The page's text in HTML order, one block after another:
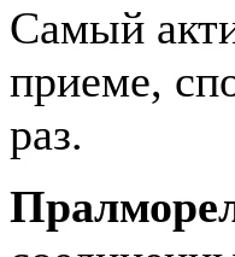
Самый
приеме,
раз.